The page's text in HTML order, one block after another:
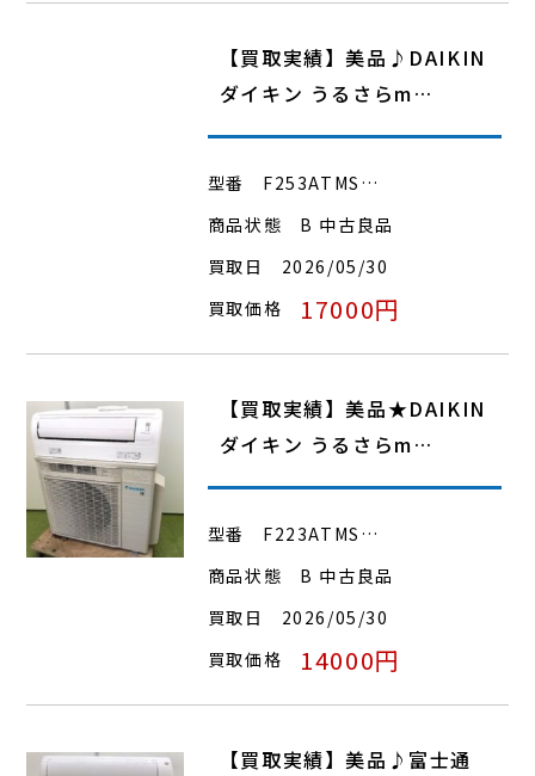
【買取実績】美品♪DAIKIN
ダイキン うるさらm…
型番
F253ATMS…
商品状態
B 中古良品
買取日
2026/05/30
買取価格
17000円
【買取実績】美品★DAIKIN
ダイキン うるさらm…
型番
F223ATMS…
商品状態
B 中古良品
買取日
2026/05/30
買取価格
14000円
【買取実績】美品♪富士通